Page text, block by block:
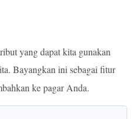
yang dapat kita gunakan
Bayangkan ini sebagai fitur
ke pagar Anda.